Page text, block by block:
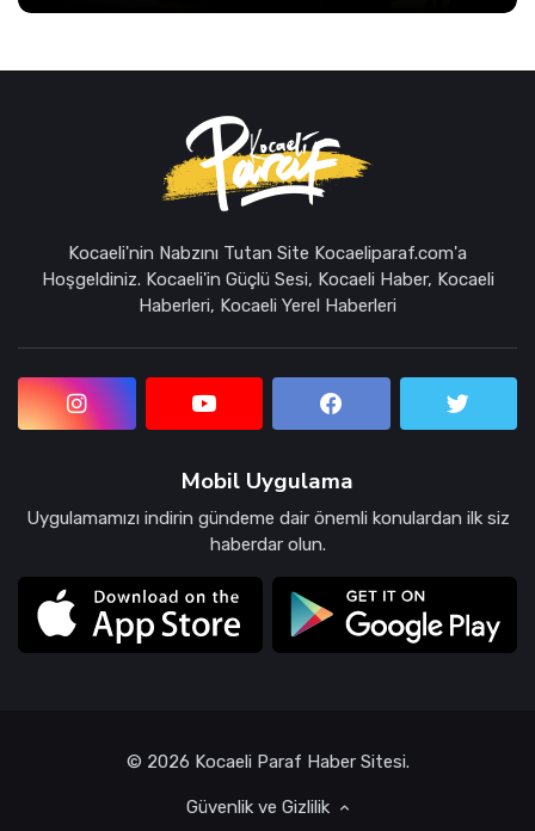
Kocaeli'nin Nabzını Tutan Site Kocaeliparaf.com'a
Hoşgeldiniz. Kocaeli'in Güçlü Sesi, Kocaeli Haber, Kocaeli
Haberleri, Kocaeli Yerel Haberleri
Mobil Uygulama
Uygulamamızı indirin gündeme dair önemli konulardan ilk siz
haberdar olun.
© 2026 Kocaeli Paraf Haber Sitesi.
Güvenlik ve Gizlilik